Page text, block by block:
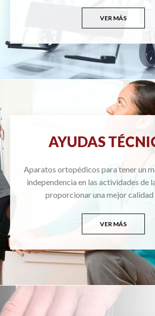
VER MÁS
AYUDAS
Aparatos ortopédicos para tener un
independencia en las actividades de
proporcionar una mejor calidad
VER MÁS